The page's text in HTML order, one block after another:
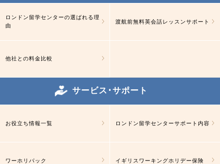
ロンドン留学センターの選ばれる理
由
渡航前無料英会話レッスンサポート
他社との料金比較
サービス･サポート
お役立ち情報一覧 ロンドン留学センターサポート内容
ワーホリパック イギリスワーキングホリデー保険